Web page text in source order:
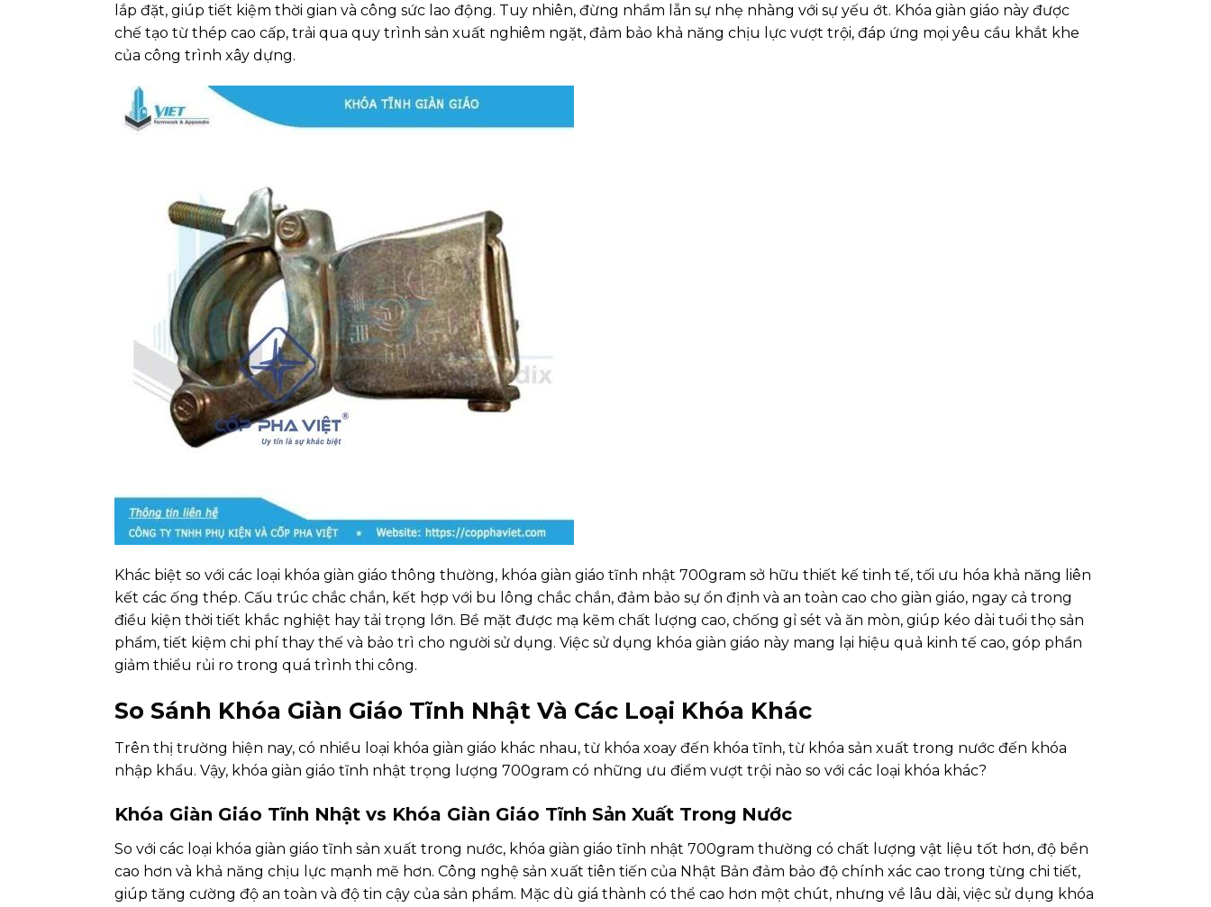
lắp đặt, giúp tiết kiệm thời gian và công sức lao động. Tuy nhiên, đừng nhầm lẫn sự nhẹ nhàng với sự yếu ớt. Khóa giàn giáo này được
chế tạo từ thép cao cấp, trải qua quy trình sản xuất nghiêm ngặt, đảm bảo khả năng chịu lực vượt trội, đáp ứng mọi yêu cầu khắt khe
của công trình xây dựng.
Khác biệt so với các loại khóa giàn giáo thông thường, khóa giàn giáo tĩnh nhật 700gram sở hữu thiết kế tinh tế, tối ưu hóa khả năng liên
kết các ống thép. Cấu trúc chắc chắn, kết hợp với bu lông chắc chắn, đảm bảo sự ổn định và an toàn cao cho giàn giáo, ngay cả trong
điều kiện thời tiết khắc nghiệt hay tải trọng lớn. Bề mặt được mạ kẽm chất lượng cao, chống gỉ sét và ăn mòn, giúp kéo dài tuổi thọ sản
phẩm, tiết kiệm chi phí thay thế và bảo trì cho người sử dụng. Việc sử dụng khóa giàn giáo này mang lại hiệu quả kinh tế cao, góp phần
giảm thiểu rủi ro trong quá trình thi công.
So Sánh Khóa Giàn Giáo Tĩnh Nhật Và Các Loại Khóa Khác
Trên thị trường hiện nay, có nhiều loại khóa giàn giáo khác nhau, từ khóa xoay đến khóa tĩnh, từ khóa sản xuất trong nước đến khóa
nhập khẩu. Vậy, khóa giàn giáo tĩnh nhật trọng lượng 700gram có những ưu điểm vượt trội nào so với các loại khóa khác?
Khóa Giàn Giáo Tĩnh Nhật vs Khóa Giàn Giáo Tĩnh Sản Xuất Trong Nước
So với các loại khóa giàn giáo tĩnh sản xuất trong nước, khóa giàn giáo tĩnh nhật 700gram thường có chất lượng vật liệu tốt hơn, độ bền
cao hơn và khả năng chịu lực mạnh mẽ hơn. Công nghệ sản xuất tiên tiến của Nhật Bản đảm bảo độ chính xác cao trong từng chi tiết,
giúp tăng cường độ an toàn và độ tin cậy của sản phẩm. Mặc dù giá thành có thể cao hơn một chút, nhưng về lâu dài, việc sử dụng khóa